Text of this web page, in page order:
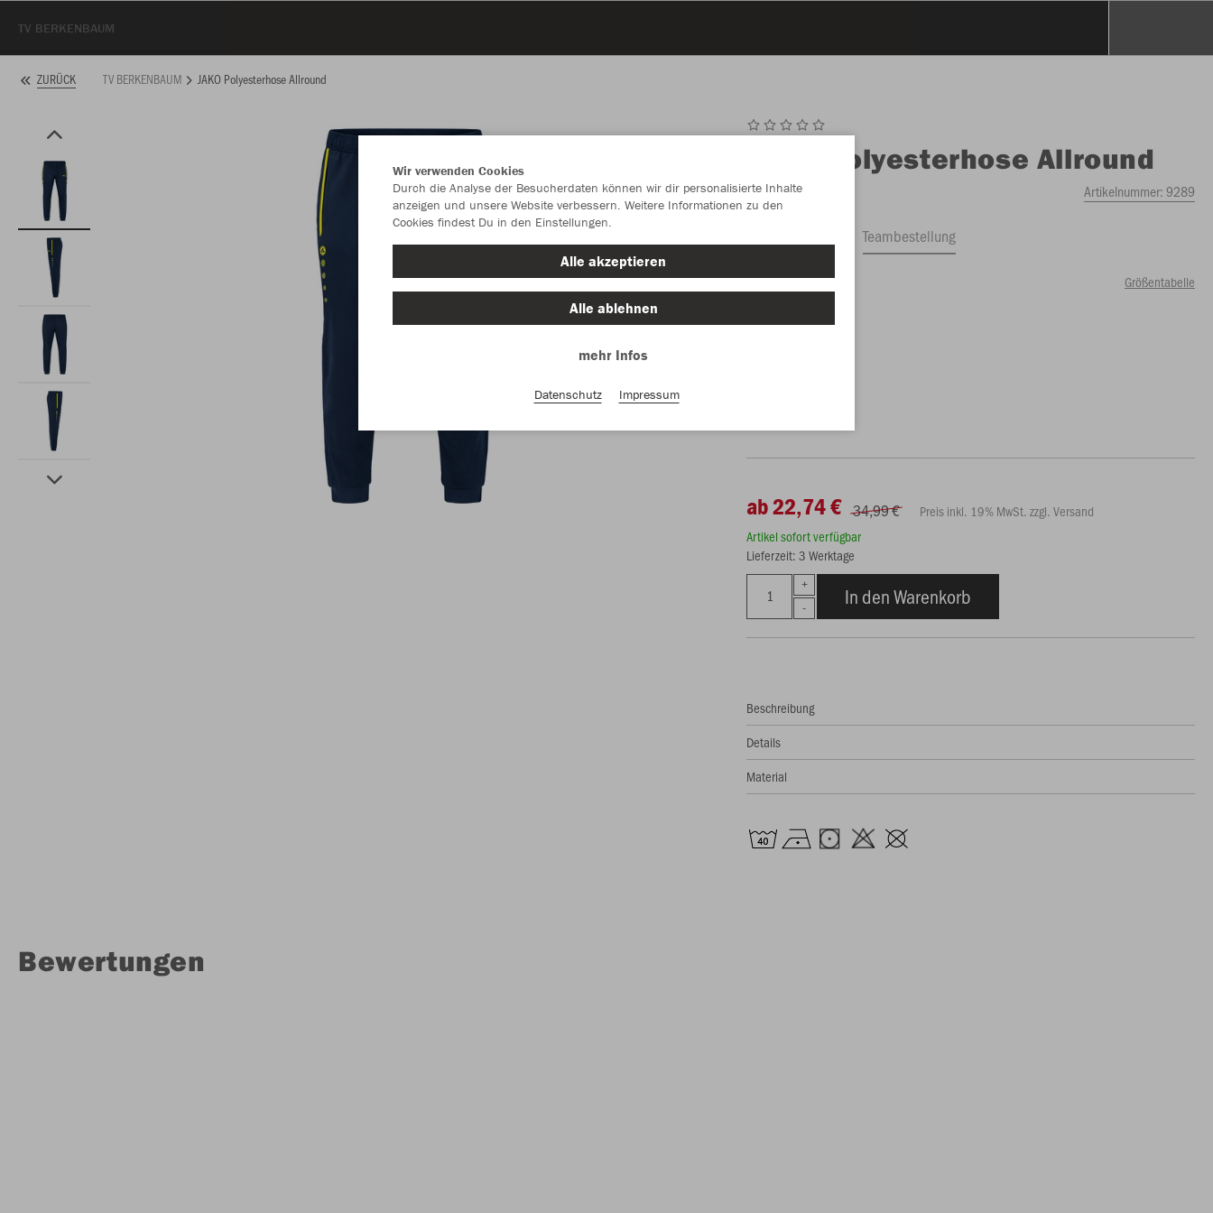
TV BERKENBAUM
ZURÜCK TV BERKENBAUM JAKO Polyesterhose Allround
Polyesterhose Allround
Artikelnummer:9289
Teambestellung
Größentabelle
ab 22,74 € 34,99 €
Preis inkl. 19% MwSt. zzgl. Versand
Artikel sofort verfügbar
Lieferzeit: 3 Werktage
In den Warenkorb
Beschreibung
Details
Material
Bewertungen
Wir verwenden Cookies
Durch die Analyse der Besucherdaten können wir dir personalisierte Inhalte
anzeigen und unsere Website verbessern. Weitere Informationen zu den
Cookies findest Du in den Einstellungen.
Alle akzeptieren
Alle ablehnen
mehr Infos
Datenschutz Impressum